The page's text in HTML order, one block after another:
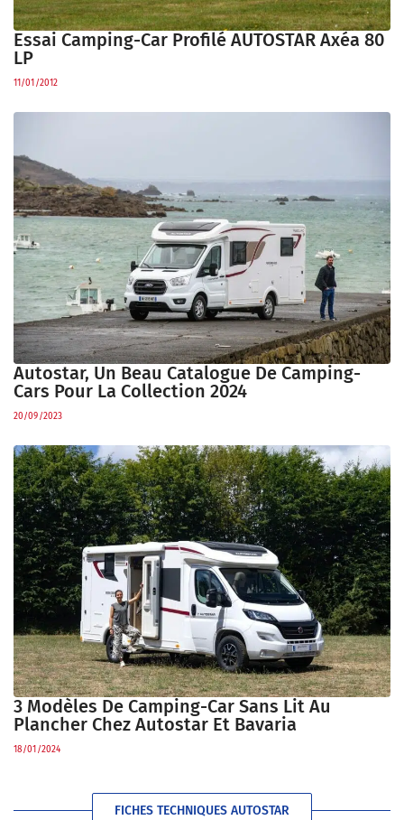
Essai Camping-Car Profilé AUTOSTAR Axéa 80
LP
11/01/2012
Autostar, Un Beau Catalogue De Camping-
Cars Pour La Collection 2024
20/09/2023
3 Modèles De Camping-Car Sans Lit Au
Plancher Chez Autostar Et Bavaria
18/01/2024
FICHES TECHNIQUES AUTOSTAR